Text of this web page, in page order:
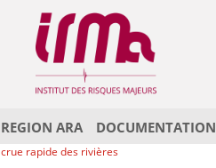
REGION ARA DOCUMENTATION
crue rapide des rivières